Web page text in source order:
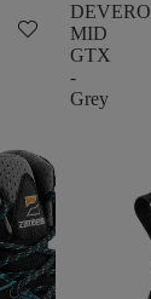
DEVERO
MID
GTX
-
Grey